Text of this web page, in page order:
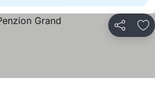
Zdieľať